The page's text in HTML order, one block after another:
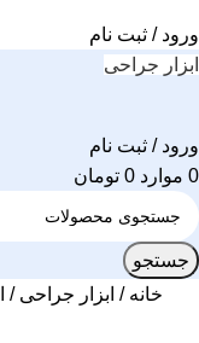
ورود / ثبت نام
ابزار جراحی
ورود / ثبت نام
0 موارد 0 تومان
جستجو
خانه
ابزار جراحی